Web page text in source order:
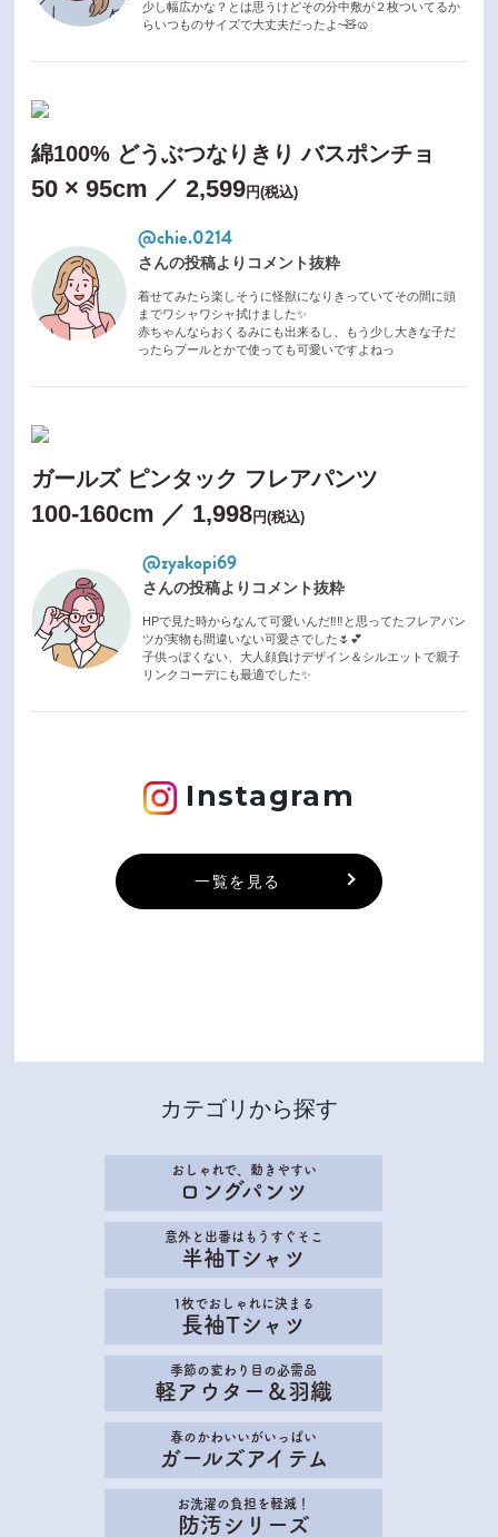
少し幅広かな？とは思うけどその分中敷が２枚ついてるか
らいつものサイズで大丈夫だったよ~🧸🥨
綿100% どうぶつなりきり バスポンチョ
50 × 95cm ／ 2,599円(税込)
@chie.0214
さんの投稿よりコメント抜粋
着せてみたら楽しそうに怪獣になりきっていてその間に頭
までワシャワシャ拭けました✨
赤ちゃんならおくるみにも出来るし、もう少し大きな子だ
ったらプールとかで使っても可愛いですよねっ
ガールズ ピンタック フレアパンツ
100-160cm ／ 1,998円(税込)
@zyakopi69
さんの投稿よりコメント抜粋
HPで見た時からなんて可愛いんだ‼︎‼︎と思ってたフレアパン
ツが実物も間違いない可愛さでした🌷💕
子供っぽくない、大人顔負けデザイン＆シルエットで親子
リンクコーデにも最適でした✨
Instagram
一覧を見る
カテゴリから探す
おしゃれで、動きやすい
ロングパンツ
意外と出番はもうすぐそこ
半袖Tシャツ
1枚でおしゃれに決まる
長袖Tシャツ
季節の変わり目の必需品
軽アウター＆羽織
春のかわいいがいっぱい
ガールズアイテム
お洗濯の負担を軽減！
防汚シリーズ